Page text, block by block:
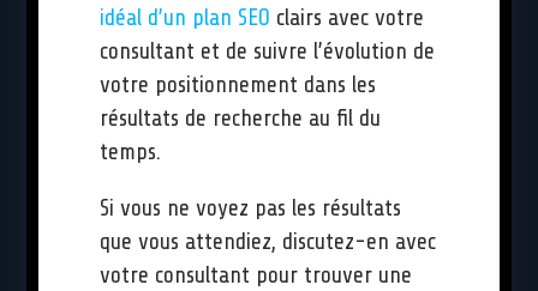
idéal d’un plan SEO clairs avec votre
consultant et de suivre l’évolution de
votre positionnement dans les
résultats de recherche au fil du
temps.
Si vous ne voyez pas les résultats
que vous attendiez, discutez-en avec
votre consultant pour trouver une